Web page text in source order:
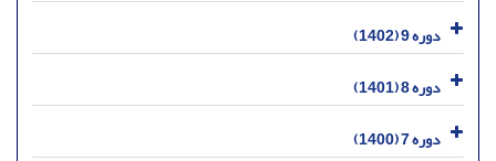
دوره 9 (1402)
دوره 8 (1401)
دوره 7 (1400)